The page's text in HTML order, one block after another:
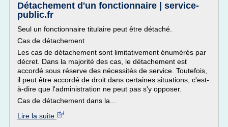
Détachement d'un fonctionnaire | service-
public.fr
Seul un fonctionnaire titulaire peut être détaché.
Cas de détachement
Les cas de détachement sont limitativement énumérés par
décret. Dans la majorité des cas, le détachement est
accordé sous réserve des nécessités de service. Toutefois,
il peut être accordé de droit dans certaines situations, c'est-
à-dire que l'administration ne peut pas s'y opposer.
Cas de détachement dans la...
Lire la suite